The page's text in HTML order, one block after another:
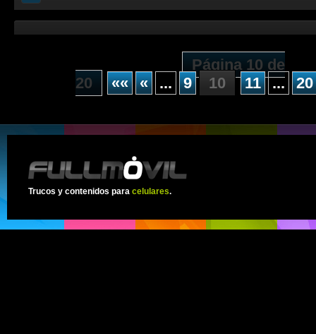
Página 10 de
20
«« « ... 9 10 11 ... 20
Trucos y contenidos para celulares.